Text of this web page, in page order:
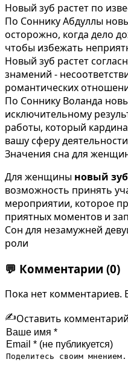
Новый зуб растет по
По Соннику Абдуллы
осторожно, когда дело
чтобы избежать
Новый зуб растет
знамений -
романтических
По Соннику Воланда
исключительному
работы, который
вашу сферу
Значения сна для
Для женщины новый
возможность принять
мероприятии, которое
приятных моментов и
Сон для незамужней
роли
💬 Комментарии (0)
Пока нет комментариев.
✍️Оставить комментарий